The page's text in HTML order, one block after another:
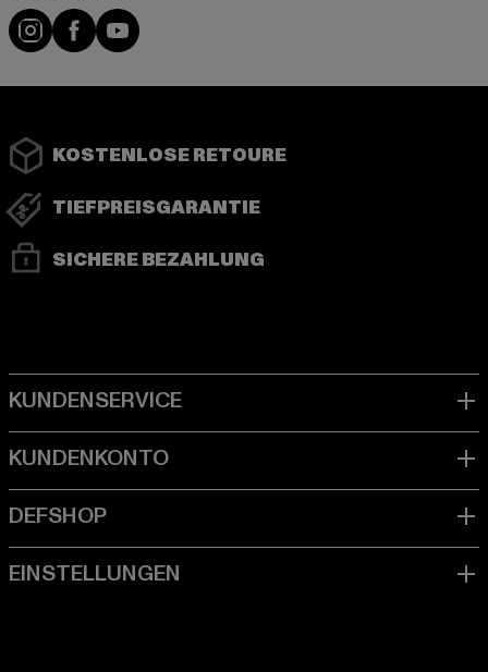
Instagram
FacebookYouTube
KOSTENLOSE RETOURE
TIEFPREISGARANTIE
SICHERE BEZAHLUNG